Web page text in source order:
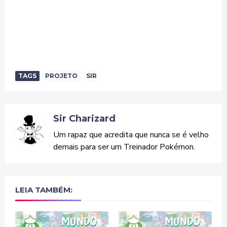
TAGS PROJETO SIR
Sir Charizard
Um rapaz que acredita que nunca se é velho
demais para ser um Treinador Pokémon.
LEIA TAMBÉM: